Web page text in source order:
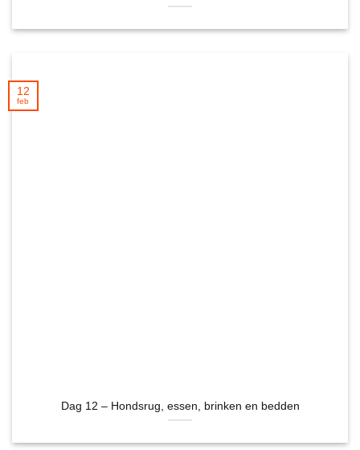
Dag 12 – Hondsrug, essen, brinken en bedden
12
feb